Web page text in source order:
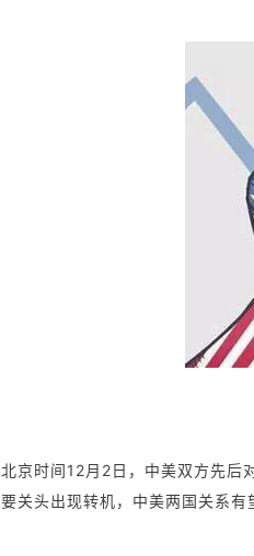
北京时间12月2日，中美双方先后
要关头出现转机，中美两国关系